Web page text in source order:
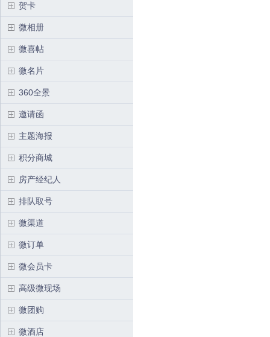
贺卡
微相册
微喜帖
微名片
360全景
邀请函
主题海报
积分商城
房产经纪人
排队取号
微渠道
微订单
微会员卡
高级微现场
微团购
微酒店